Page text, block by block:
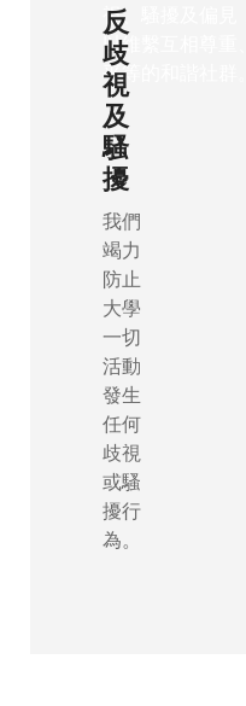
視、騷擾及偏見，
以維繫互相尊重、
平等的和諧社群。
反
歧
視
及
騷
擾
我們
竭力
防止
大學
一切
活動
發生
任何
歧視
或騷
擾行
為。